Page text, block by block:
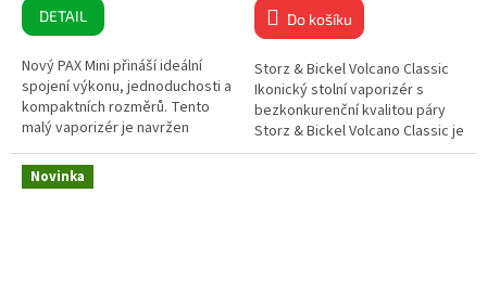
DETAIL
Nový PAX Mini přináší ideální
spojení výkonu, jednoduchosti a
kompaktních rozměrů. Tento
malý vaporizér je navržen
výhradně pro sušené byliny a
nabízí maximálně snadné
používání...
Do košíku
Storz & Bickel Volcano Classic
Ikonický stolní vaporizér s
bezkonkurenční kvalitou páry
Storz & Bickel Volcano Classic je
legendární stolní vaporizér,
Novinka